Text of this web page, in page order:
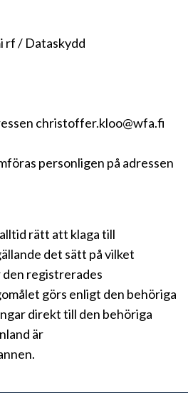
rf / Dataskydd
christoffer.kloo@wfa.fi
personligen på adressen
rätt att klaga till
det sätt på vilket
registrerades
görs enligt den behöriga
direkt till den behöriga
är